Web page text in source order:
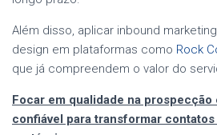
Além disso, aplicar inbound
design em plataformas como Rock
que já compreendem o valor do
Focar em qualidade na prospecção
confiável para transformar